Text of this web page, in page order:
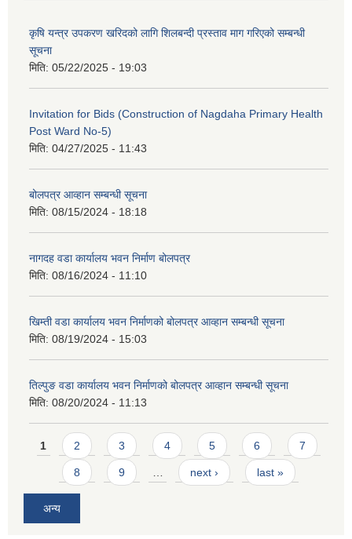
कृषि यन्त्र उपकरण खरिदको लागि शिलबन्दी प्रस्ताव माग गरिएको सम्बन्धी
सूचना
मिति: 05/22/2025 - 19:03
Invitation for Bids (Construction of Nagdaha Primary Health
Post Ward No-5)
मिति: 04/27/2025 - 11:43
बोलपत्र आव्हान सम्बन्धी सूचना
मिति: 08/15/2024 - 18:18
नागदह वडा कार्यालय भवन निर्माण बोलपत्र
मिति: 08/16/2024 - 11:10
खिम्ती वडा कार्यालय भवन निर्माणको बोलपत्र आव्हान सम्बन्धी सूचना
मिति: 08/19/2024 - 15:03
तिल्पुङ वडा कार्यालय भवन निर्माणको बोलपत्र आव्हान सम्बन्धी सूचना
मिति: 08/20/2024 - 11:13
Pages
1 2 3 4 5 6 7
8 9 next › last »
अन्य